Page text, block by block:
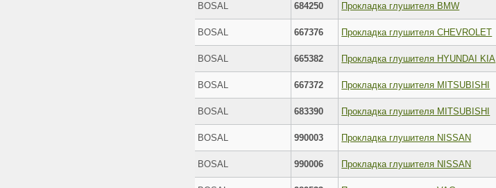
BOSAL 684250 Прокладка глушителя BMW
BOSAL 667376 Прокладка глушителя CHEVROLET
BOSAL 665382 Прокладка глушителя HYUNDAI KIA
BOSAL 667372 Прокладка глушителя MITSUBISHI
BOSAL 683390 Прокладка глушителя MITSUBISHI
BOSAL 990003 Прокладка глушителя NISSAN
BOSAL 990006 Прокладка глушителя NISSAN